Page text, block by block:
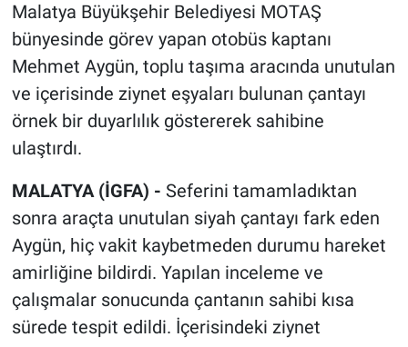
Malatya Büyükşehir Belediyesi MOTAŞ
bünyesinde görev yapan otobüs kaptanı
Mehmet Aygün, toplu taşıma aracında unutulan
ve içerisinde ziynet eşyaları bulunan çantayı
örnek bir duyarlılık göstererek sahibine
ulaştırdı.
MALATYA (İGFA) - Seferini tamamladıktan
sonra araçta unutulan siyah çantayı fark eden
Aygün, hiç vakit kaybetmeden durumu hareket
amirliğine bildirdi. Yapılan inceleme ve
çalışmalar sonucunda çantanın sahibi kısa
sürede tespit edildi. İçerisindeki ziynet